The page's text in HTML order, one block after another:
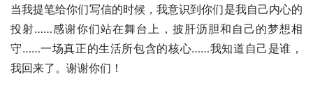
当我提笔给你们写信的时候，我意识到你们是我自己内心的
投射……感谢你们站在舞台上，披肝沥胆和自己的梦想相
守……一场真正的生活所包含的核心……我知道自己是谁，
我回来了。谢谢你们！